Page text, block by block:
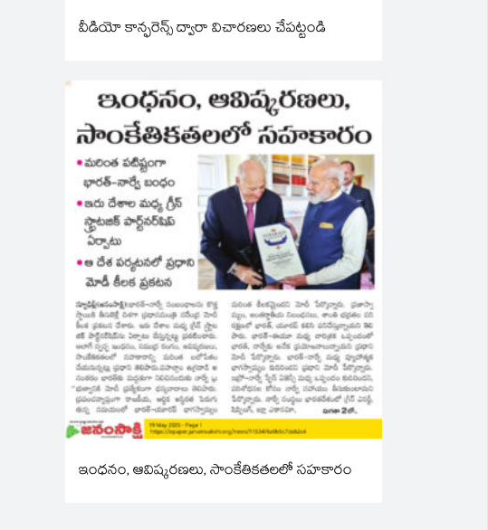
వీడియో కాన్ఫరెన్స్ ద్వారా విచారణలు చేపట్టండి
ఇంధనం, ఆవిష్కరణలు, సాంకేతికతలలో సహకారం